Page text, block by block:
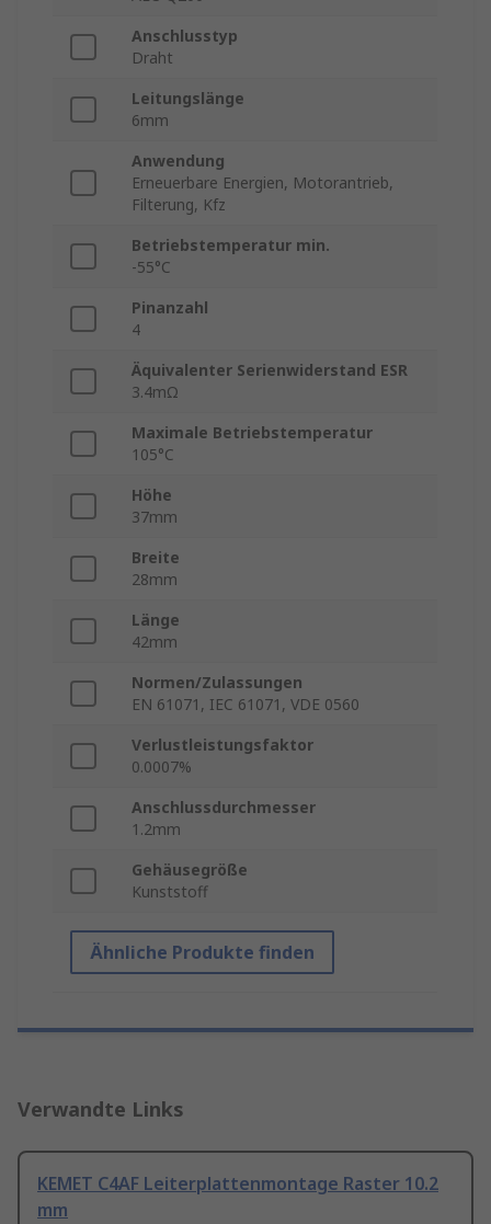
Anschlusstyp
Draht
Leitungslänge
6mm
Anwendung
Erneuerbare Energien, Motorantrieb,
Filterung, Kfz
Betriebstemperatur min.
-55°C
Pinanzahl
4
Äquivalenter Serienwiderstand ESR
3.4mΩ
Maximale Betriebstemperatur
105°C
Höhe
37mm
Breite
28mm
Länge
42mm
Normen/Zulassungen
EN 61071, IEC 61071, VDE 0560
Verlustleistungsfaktor
0.0007%
Anschlussdurchmesser
1.2mm
Gehäusegröße
Kunststoff
Ähnliche Produkte finden
Verwandte Links
KEMET C4AF Leiterplattenmontage Raster 10.2
mm